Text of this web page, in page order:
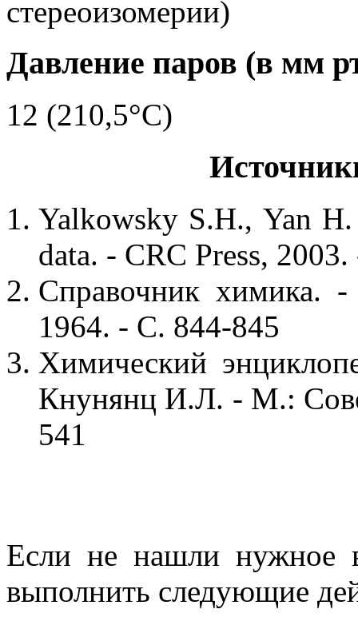
стереоизомерии)
Давление паров (в мм
12 (210,5°C)
Yalkowsky S.H., Yan
data. - CRC Press,
Справочник
1964. - С. 844-845
Химический
Кнунянц И.Л. - М.:
541
Если не нашли нужное
выполнить следующие